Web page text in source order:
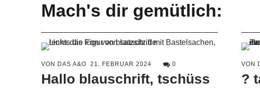
Mach's dir gemütlich:
VON DAS A&O 21. FEBRUAR 2024 0
Hallo blauschrift, tschüss
VON
?